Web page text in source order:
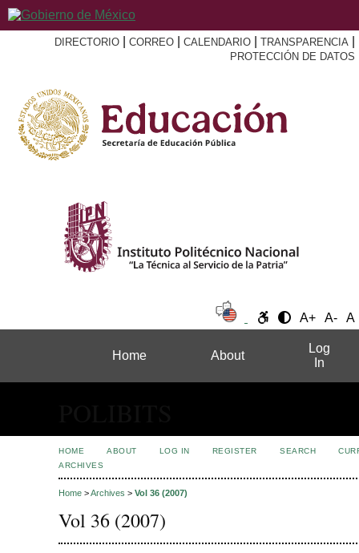
DIRECTORIO CORREO CALENDARIO TRANSPARENCIA
PROTECCIÓN DE DATOS
A+ A- A
Home About
Log
In
HOME ABOUT LOG IN REGISTER SEARCH
ARCHIVES
Home >Archives > Vol 36 (2007)
Vol 36 (2007)